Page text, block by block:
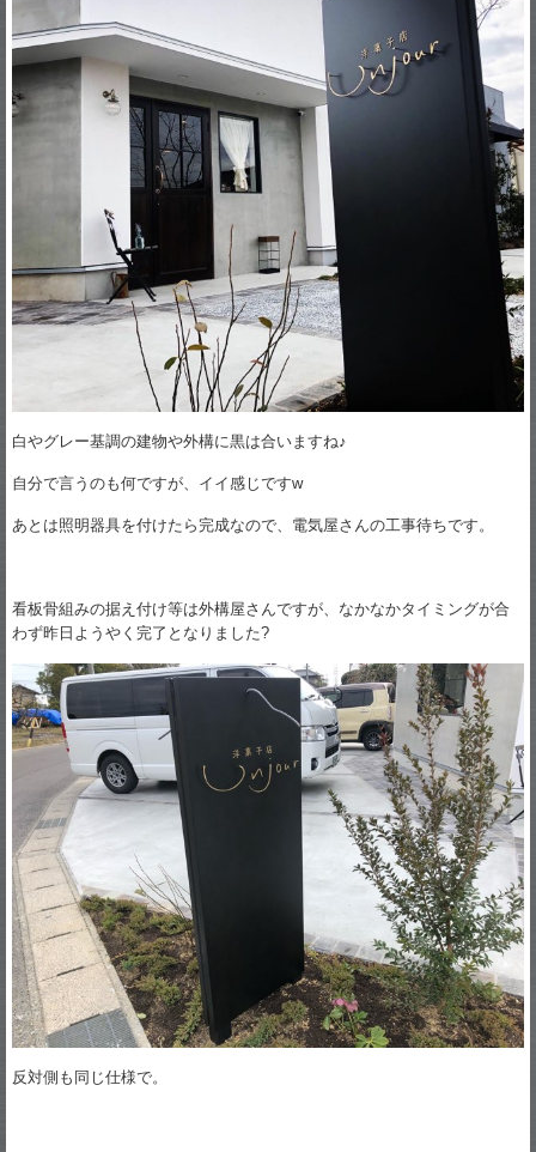
白やグレー基調の建物や外構に黒は合いますね♪
自分で言うのも何ですが、イイ感じですw
あとは照明器具を付けたら完成なので、電気屋さんの工事待ちです。
看板骨組みの据え付け等は外構屋さんですが、なかなかタイミングが合
わず昨日ようやく完了となりました?
反対側も同じ仕様で。